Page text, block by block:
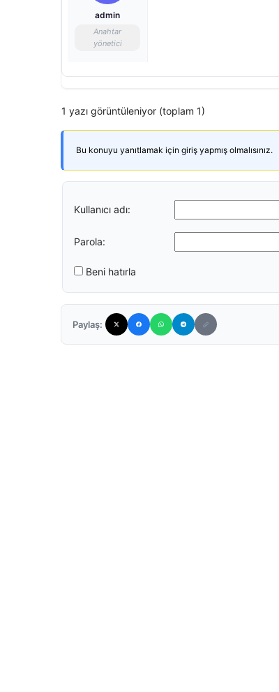
admin
Anahtar
yönetici
1 yazı görüntüleniyor (toplam 1)
Bu konuyu yanıtlamak için giriş yapmış olmalısınız.
Kullanıcı adı:
Parola:
Beni hatırla
Paylaş: